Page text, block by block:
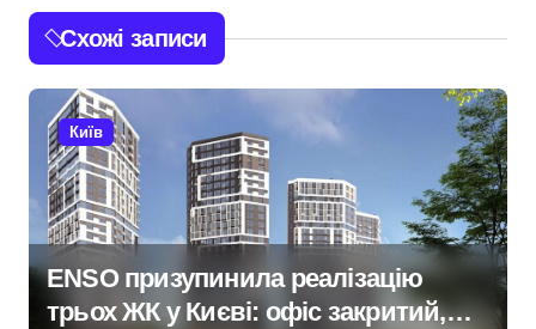
г
а
ц
я
з
Схожі записи
Київ
ENSO призупинила реалізацію
трьох ЖК у Києві: офіс закритий,